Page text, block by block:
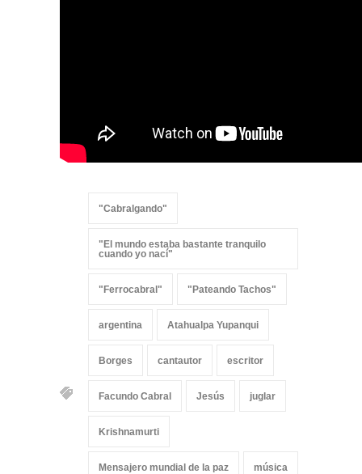
"Cabralgando"
"El mundo estaba bastante tranquilo
cuando yo nací"
"Ferrocabral" "Pateando Tachos"
argentina Atahualpa Yupanqui
Borges cantautor escritor
Facundo Cabral Jesús juglar
Krishnamurti
Mensajero mundial de la paz música